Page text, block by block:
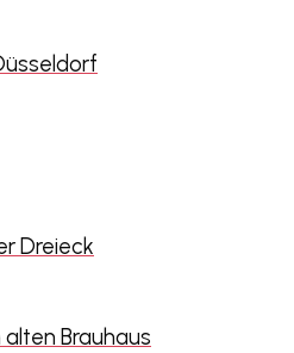
Dreieck
Brauhaus